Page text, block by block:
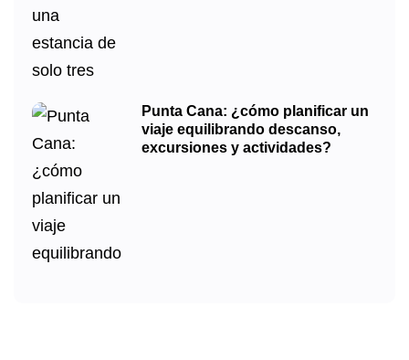
Punta Cana: ¿cómo planificar un
viaje equilibrando descanso,
excursiones y actividades?